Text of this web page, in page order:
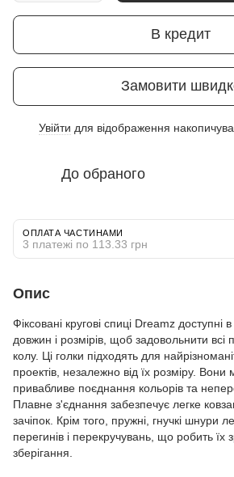
В кредит
Замовити
Увійти для відображення
До обраного
ОПЛАТА ЧАСТИНАМИ
3 платежі по 113.33 грн
Опис
Фіксовані кругові спиці Dreamz доступні
довжин і розмірів, щоб задовольнити всі
колу. Ці голки підходять для
проектів, незалежно від їх розміру.
привабливе поєднання кольорів та
Плавне з'єднання забезпечує легке
зачіпок. Крім того, пружні, гнучкі шнури
перегинів і перекручувань, що робить їх
зберігання.